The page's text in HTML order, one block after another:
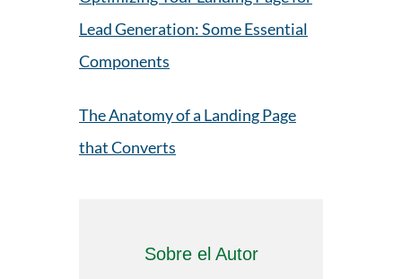
Lead Generation: Some Essential
Components
The Anatomy of a Landing Page
that Converts
Sobre el Autor